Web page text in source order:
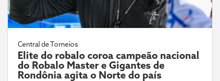
Central de Torneios
Elite do robalo coroa campeão nacional
do Robalo Master e Gigantes de
Rondônia agita o Norte do país